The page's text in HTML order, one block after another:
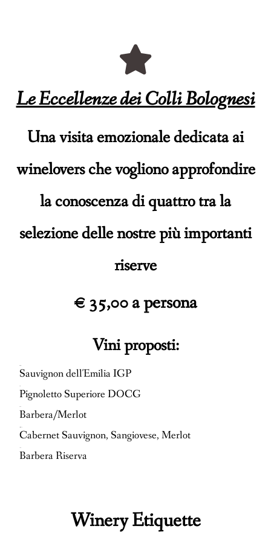
Le Eccellenze dei Colli Bolognesi
Una visita emozionale dedicata ai
winelovers che vogliono approfondire
la conoscenza di quattro tra la
selezione delle nostre più importanti
riserve
€ 35,00 a persona
Vini proposti:
Sauvignon dell'Emilia IGP
Pignoletto Superiore DOCG
Barbera/Merlot
Cabernet Sauvignon, Sangiovese, Merlot
Barbera Riserva
Winery Etiquette